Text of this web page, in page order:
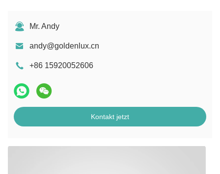
Mr. Andy
andy@goldenlux.cn
+86 15920052606
Kontakt jetzt